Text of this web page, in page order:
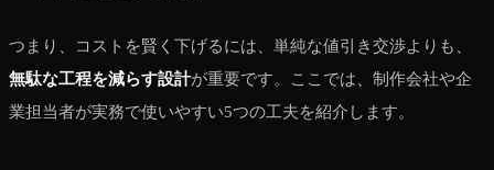
つまり、コストを賢く下げるには、単純な値引き交渉よりも、
無駄な工程を減らす設計が重要です。ここでは、制作会社や企
業担当者が実務で使いやすい5つの工夫を紹介します。